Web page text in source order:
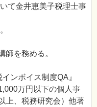
て金井恵美子税理士事
師を務める。
ンボイス制度QA』
万円以下の個人事
上、税務研究会）他著